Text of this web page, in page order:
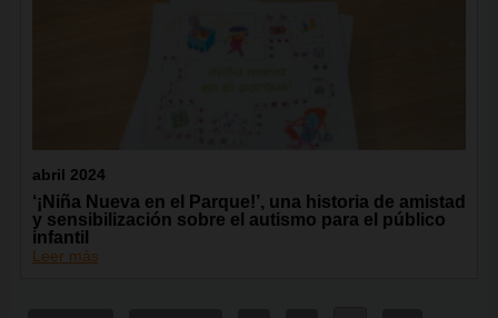
abril 2024
‘¡Niña Nueva en el Parque!’, una historia de amistad
y sensibilización sobre el autismo para el público
infantil
Leer más